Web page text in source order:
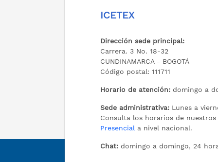
ICETEX
Dirección sede principal:
Carrera. 3 No. 18-32
CUNDINAMARCA - BOGOTÁ
Código postal: 111711
Horario de atención: domingo a
Sede administrativa: Lunes a
Consulta los horarios de nuestros
Presencial a nivel nacional.
Chat: domingo a domingo, 24